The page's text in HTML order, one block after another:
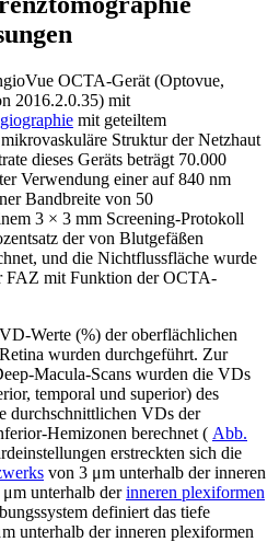
OCTA-Gerät (Optovue,
2016.2.0.35) mit
mit geteiltem
Struktur der Netzhaut
dieses Geräts beträgt 70.000
Verwendung einer auf 840 nm
Bandbreite von 50
3 × 3 mm Screening-Protokoll
der von Blutgefäßen
und die Nichtflussfläche wurde
FAZ mit Funktion der OCTA-
Werte (%) der oberflächlichen
wurden durchgeführt. Zur
Macula-Scans wurden die VDs
temporal und superior) des
durchschnittlichen VDs der
Hemizonen berechnet ( Abb.
erstreckten sich die
von 3 μm unterhalb der inneren
unterhalb derinneren plexiformen
definiert das tiefe
unterhalb der inneren plexiformen